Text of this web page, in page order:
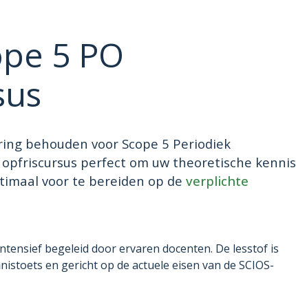
5 PO
behouden voor Scope 5 Periodiek
opfriscursus perfect om uw theoretische kennis
voor te bereiden op de verplichte
begeleid door ervaren docenten. De lesstof is
en gericht op de actuele eisen van de SCIOS-